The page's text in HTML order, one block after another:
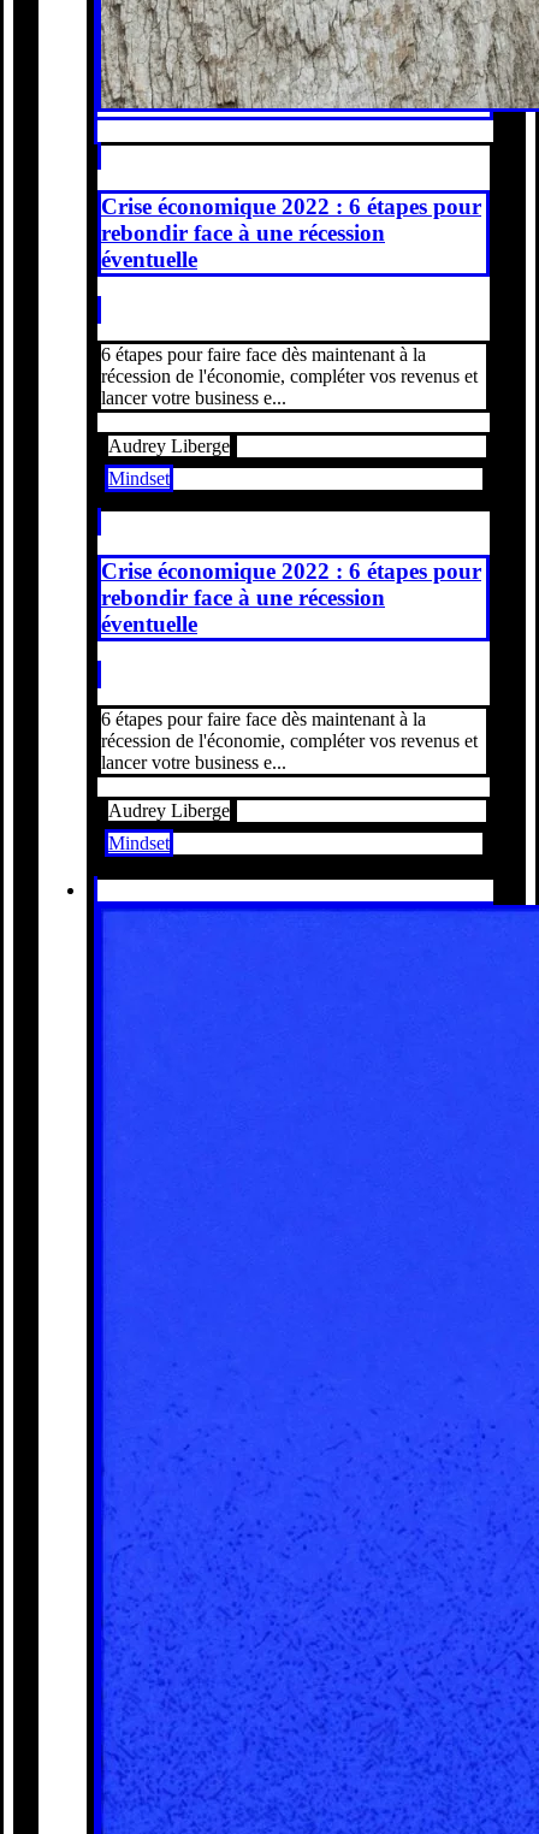
Crise économique 2022 : 6 étapes pour
rebondir face à une récession
éventuelle
6 étapes pour faire face dès maintenant à la
récession de l'économie, compléter vos revenus et
lancer votre business e...
Audrey Liberge
Mindset
Crise économique 2022 : 6 étapes pour
rebondir face à une récession
éventuelle
6 étapes pour faire face dès maintenant à la
récession de l'économie, compléter vos revenus et
lancer votre business e...
Audrey Liberge
Mindset